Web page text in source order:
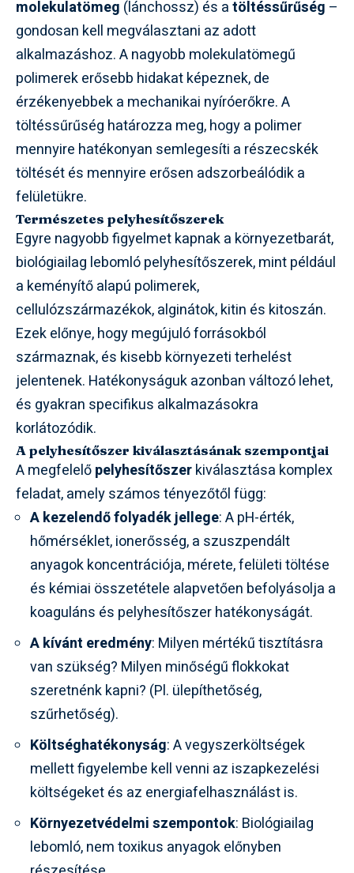
molekulatömeg (lánchossz) és atöltéssűrűség –
gondosan kell megválasztani az adott
alkalmazáshoz. A nagyobb molekulatömegű
polimerek erősebb hidakat képeznek, de
érzékenyebbek a mechanikai nyíróerőkre. A
töltéssűrűség határozza meg, hogy a polimer
mennyire hatékonyan semlegesíti a részecskék
töltését és mennyire erősen adszorbeálódik a
felületükre.
Természetes pelyhesítőszerek
Egyre nagyobb figyelmet kapnak a környezetbarát,
biológiailag lebomló pelyhesítőszerek, mint például
a keményítő alapú polimerek,
cellulózszármazékok, alginátok, kitin és kitoszán.
Ezek előnye, hogy megújuló forrásokból
származnak, és kisebb környezeti terhelést
jelentenek. Hatékonyságuk azonban változó lehet,
és gyakran specifikus alkalmazásokra
korlátozódik.
A pelyhesítőszer kiválasztásának szempontjai
A megfelelőpelyhesítőszerkiválasztása komplex
feladat, amely számos tényezőtől függ:
A kezelendő folyadék jellege: A pH-érték,
hőmérséklet, ionerősség, a szuszpendált
anyagok koncentrációja, mérete, felületi töltése
és kémiai összetétele alapvetően befolyásolja a
koaguláns és pelyhesítőszer hatékonyságát.
A kívánt eredmény: Milyen mértékű tisztításra
van szükség? Milyen minőségű flokkokat
szeretnénk kapni? (Pl. ülepíthetőség,
szűrhetőség).
Költséghatékonyság: A vegyszerköltségek
mellett figyelembe kell venni az iszapkezelési
költségeket és az energiafelhasználást is.
Környezetvédelmi szempontok: Biológiailag
lebomló, nem toxikus anyagok előnyben